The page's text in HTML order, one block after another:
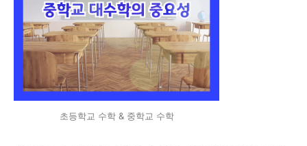
초등학교 수학 & 중학교 수학